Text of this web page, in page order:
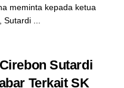
meminta kepada ketua
Sutardi ...
Sutardi
Terkait SK